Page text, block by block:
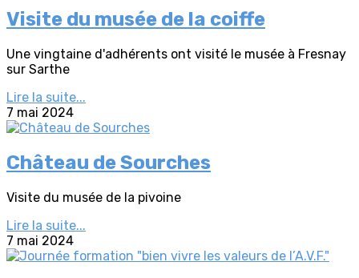
Visite du musée de la coiffe
Une vingtaine d'adhérents ont visité le musée à Fresnay
sur Sarthe
Lire la suite...
7 mai 2024
Château de Sourches
Visite du musée de la pivoine
Lire la suite...
7 mai 2024